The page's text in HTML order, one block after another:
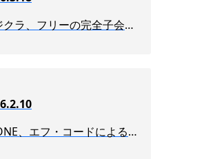
ロジクラ、フリーの完全子会社化
AI ONE、エフ・コードによる連結子会社化